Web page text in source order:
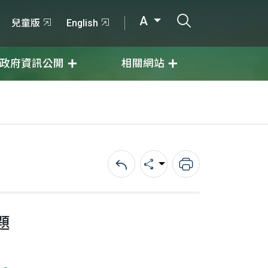
兒童版 English A
政府資訊公開 相關網站
回上一頁分享 列印